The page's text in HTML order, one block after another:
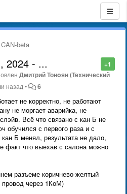
CAN-beta
+1
2024 - ...
Дмитрий Тонoян (Технический
назад• 6
не корректно, не работают
не моргает аварийка, не
Всё что связано с кан Б не
обучился с первого раза и с
Б менял, результата не дало,
факт что выехав с салона можно
разъеме коричнево-желтый
провод через 1КоМ)